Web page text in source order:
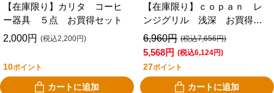
【在庫限り】カリタ コーヒ
ー器具 ５点 お買得セット
2,000円 (税込2,200円)
10ポイント
カートに追加
【在庫限り】ｃｏｐａｎ レ
ンジグリル 浅深 お買得セ
ット
6,960円 (税込7,656円)
5,568円 (税込6,124円)
27ポイント
カートに追加